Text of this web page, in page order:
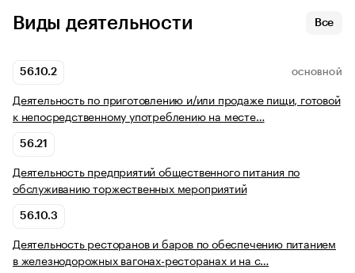
Виды деятельности Все
56.10.2 ОСНОВНОЙ
Деятельность по приготовлению и/или продаже пищи, готовой
к непосредственному употреблению на месте…
56.21
Деятельность предприятий общественного питания по
обслуживанию торжественных мероприятий
56.10.3
Деятельность ресторанов и баров по обеспечению питанием
в железнодорожных вагонах-ресторанах и на с…